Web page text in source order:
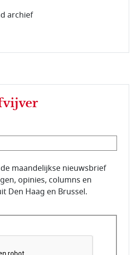
archief
abonnee.
maandelijkse nieuwsbrief
opinies, columns en
Den Haag en Brussel.